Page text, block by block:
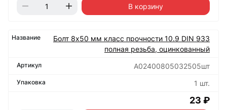
В корзину
Болт 8х50 мм класс прочности 10.9 DIN 933
полная резьба, оцинкованный
А02400805032505шт
1 шт.
23 ₽